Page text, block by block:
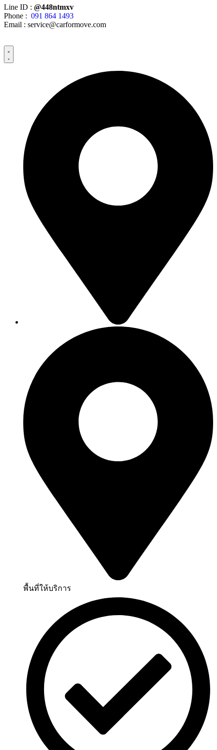
Line ID : @448ntmxv
Phone : 091 864 1493
Email : service@carformove.com
พื้นที่ให้บริการ